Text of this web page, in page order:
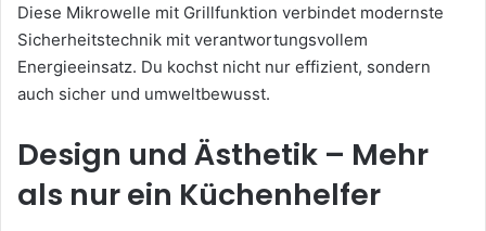
Diese Mikrowelle mit Grillfunktion verbindet modernste
Sicherheitstechnik mit verantwortungsvollem
Energieeinsatz. Du kochst nicht nur effizient, sondern
auch sicher und umweltbewusst.
Design und Ästhetik – Mehr
als nur ein Küchenhelfer